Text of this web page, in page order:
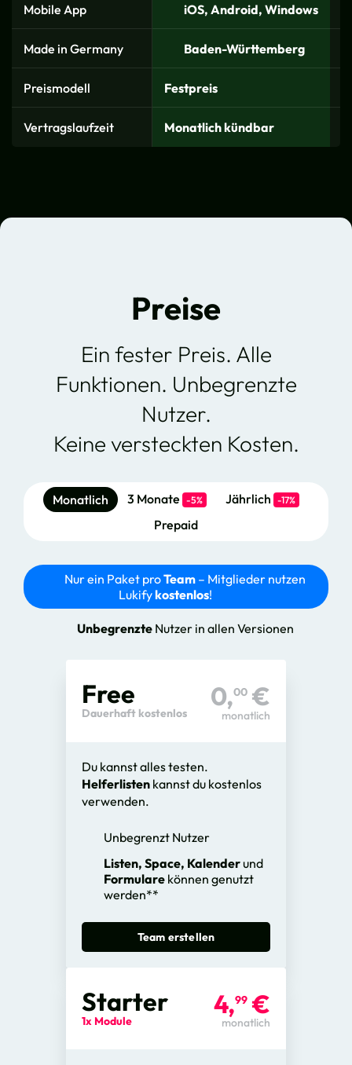
Mobile App
Made in Germany
Preismodell
Vertragslaufzeit
iOS, Android, Windows
Baden-Württemberg
Festpreis
Monatlich kündbar
Preise
Ein fester Preis. Alle
Funktionen. Unbegrenzte
Nutzer.
Keine versteckten Kosten.
Monatlich 3 Monate -5% Jährlich -17%
Prepaid
Nur ein Paket proTeam – Mitglieder nutzen
Lukifykostenlos!
UnbegrenzteNutzer in allen Versionen
Free
Dauerhaft kostenlos
0,00 €
monatlich
Du kannst alles testen.
Helferlisten kannst du kostenlos
verwenden.
Unbegrenzt Nutzer
Listen, Space, Kalenderund
Formularekönnen genutzt
werden**
Team erstellen
Starter
1x Module
4,99 €
monatlich